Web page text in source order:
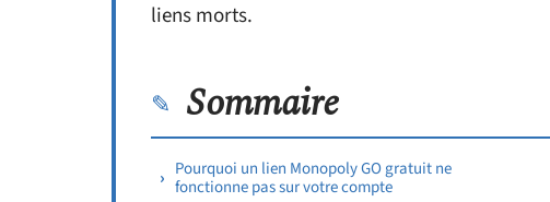
liens morts.
Sommaire
Pourquoi un lien Monopoly GO gratuit ne
fonctionne pas sur votre compte